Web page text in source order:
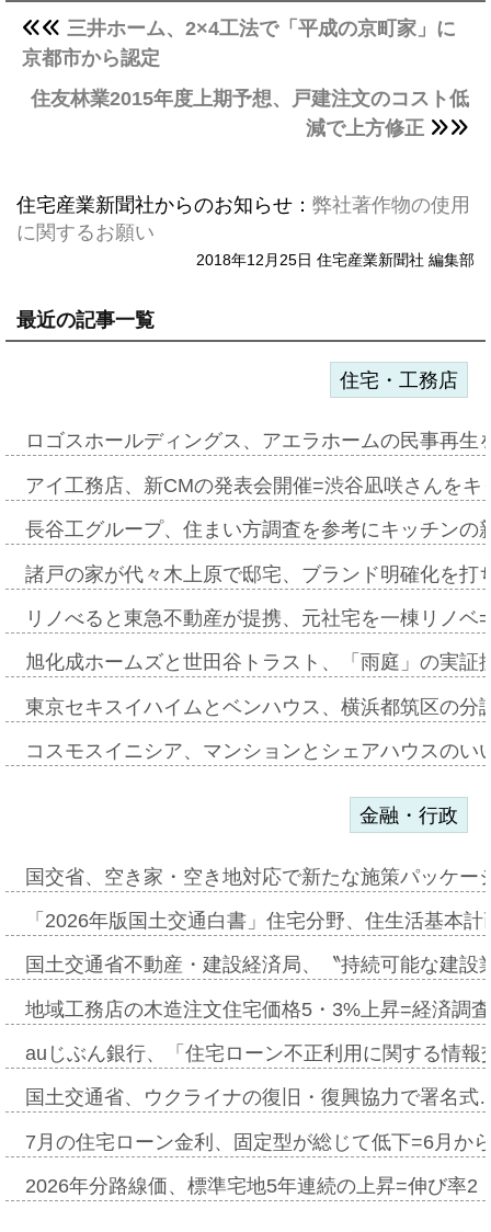
三井ホーム、2×4工法で「平成の京町家」に
京都市から認定
住友林業2015年度上期予想、戸建注文のコスト低
減で上方修正
住宅産業新聞社からのお知らせ： 弊社著作物の使用
に関するお願い
2018年12月25日 住宅産業新聞社 編集部
最近の記事一覧
住宅・工務店
ロゴスホールディングス、アエラホームの民事再
アイ工務店、新CMの発表会開催=渋谷凪咲さんを
長谷工グループ、住まい方調査を参考にキッチン
諸戸の家が代々木上原で邸宅、ブランド明確化を
リノべると東急不動産が提携、元社宅を一棟リノ
旭化成ホームズと世田谷トラスト、「雨庭」の実
東京セキスイハイムとベンハウス、横浜都筑区の
コスモスイニシア、マンションとシェアハウスの
金融・行政
国交省、空き家・空き地対応で新たな施策パッケ
「2026年版国土交通白書」住宅分野、住生活基本
国土交通省不動産・建設経済局、〝持続可能な建
地域工務店の木造注文住宅価格5・3%上昇=経済調
auじぶん銀行、「住宅ローン不正利用に関する情
国土交通省、ウクライナの復旧・復興協力で署名
7月の住宅ローン金利、固定型が総じて低下=6月か
2026年分路線価、標準宅地5年連続の上昇=伸び率